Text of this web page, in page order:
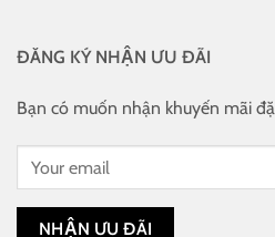
ĐĂNG KÝ NHẬN ƯU ĐÃI
Bạn có muốn nhận khuyến mãi